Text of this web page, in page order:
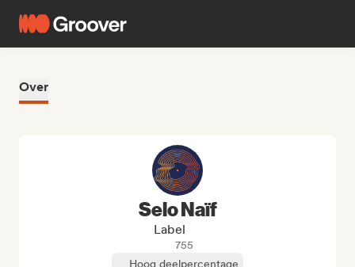
Over
Selo Naïf
Label
755
Hoog deelpercentage